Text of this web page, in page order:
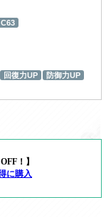
C63
回復力UP 防御力UP
！】
に購入